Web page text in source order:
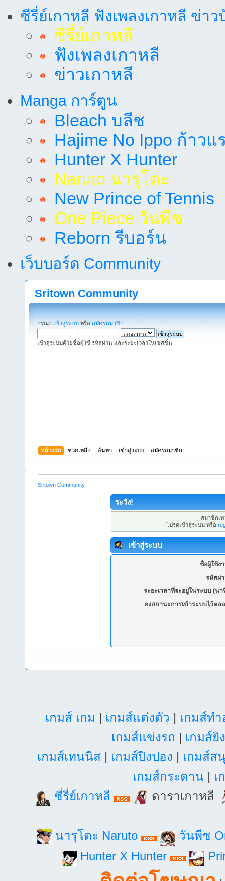
ซีรี่ย์เกาหลี ฟังเพลงเกาหลี ข่าว
ซีรี่ย์เกาหลี
ฟังเพลงเกาหลี
ข่าวเกาหลี
Manga การ์ตูน
Bleach บลีช
Hajime No Ippo ก้าวแ
Hunter X Hunter
Naruto นารุโตะ
New Prince of Tennis
One Piece วันพีช
Reborn รีบอร์น
เว็บบอร์ด Community
Sritown Community
กรุณา เข้าสู่ระบบ หรือ สมัครสมาชิก
เข้าสู่ระบบด้วยชื่อผู้ใช้ รหัสผ่าน และระยะเวลาในเซสชั่น
หน้าแรก ช่วยเหลือ ค้นหา เข้าสู่ระบบ สมัครสมาชิก
Sritown Community
ระวัง!
สมาชิกเ
โปรดเข้าสู่ระบบ หรือ
เข้าสู่ระบบ
ชื่อผู้ใช้ง
รหัสผ่
ระยะเวลาที่จะอยู่ในระบบ (นา
คงสถานะการเข้าระบบไว้ตล
เกมส์ เกม | เกมส์แต่งตัว | เกมส์ท
เกมส์แข่งรถ | เกมส์ยิ
เกมส์เทนนิส| เกมส์ปิงปอง | เกมส์ส
เกมส์กระดาน | เ
ซี่รี่ย์เกาหลี
ดาราเกาหลี
นารุโตะ Naruto
วันพีช
Hunter X Hunter